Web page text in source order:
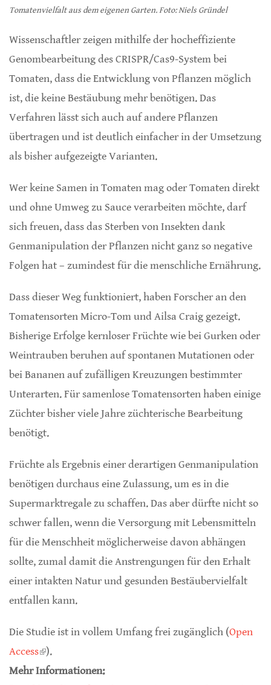
Tomatenvielfalt aus dem eigenen Garten. Foto: Niels Gründel
Wissenschaftler zeigen mithilfe der hocheffiziente
Genombearbeitung des CRISPR/Cas9-System bei
Tomaten, dass die Entwicklung von Pflanzen möglich
ist, die keine Bestäubung mehr benötigen. Das
Verfahren lässt sich auch auf andere Pflanzen
übertragen und ist deutlich einfacher in der Umsetzung
als bisher aufgezeigte Varianten.
Wer keine Samen in Tomaten mag oder Tomaten direkt
und ohne Umweg zu Sauce verarbeiten möchte, darf
sich freuen, dass das Sterben von Insekten dank
Genmanipulation der Pflanzen nicht ganz so negative
Folgen hat – zumindest für die menschliche Ernährung.
Dass dieser Weg funktioniert, haben Forscher an den
Tomatensorten Micro-Tom und Ailsa Craig gezeigt.
Bisherige Erfolge kernloser Früchte wie bei Gurken oder
Weintrauben beruhen auf spontanen Mutationen oder
bei Bananen auf zufälligen Kreuzungen bestimmter
Unterarten. Für samenlose Tomatensorten haben einige
Züchter bisher viele Jahre züchterische Bearbeitung
benötigt.
Früchte als Ergebnis einer derartigen Genmanipulation
benötigen durchaus eine Zulassung, um es in die
Supermarktregale zu schaffen. Das aber dürfte nicht so
schwer fallen, wenn die Versorgung mit Lebensmitteln
für die Menschheit möglicherweise davon abhängen
sollte, zumal damit die Anstrengungen für den Erhalt
einer intakten Natur und gesunden Bestäubervielfalt
entfallen kann.
Die Studie ist in vollem Umfang frei zugänglich (Open
Access(link is external)
).
Mehr Informationen: